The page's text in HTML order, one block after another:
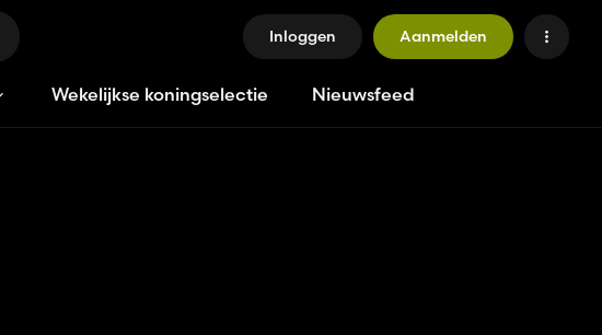
Inloggen Aanmelden
Wekelijkse koningselectie Nieuwsfeed